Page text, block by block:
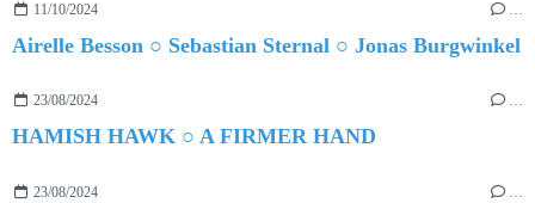
11/10/2024 …
Airelle Besson ○ Sebastian Sternal ○ Jonas Burgwinkel
23/08/2024 …
HAMISH HAWK ○ A FIRMER HAND
23/08/2024